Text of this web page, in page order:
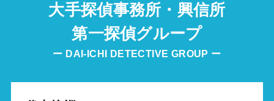
大手探偵事務所・興信所
第一探偵グループ
ー DAI-ICHI DETECTIVE GROUP ー